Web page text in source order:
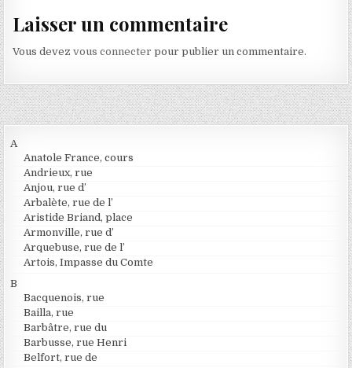
Laisser un commentaire
Vous devezvous connecter pour publier un commentaire.
A
Anatole France, cours
Andrieux, rue
Anjou, rue d’
Arbalète, rue de l’
Aristide Briand, place
Armonville, rue d’
Arquebuse, rue de l’
Artois, Impasse du Comte
B
Bacquenois, rue
Bailla, rue
Barbâtre, rue du
Barbusse, rue Henri
Belfort, rue de